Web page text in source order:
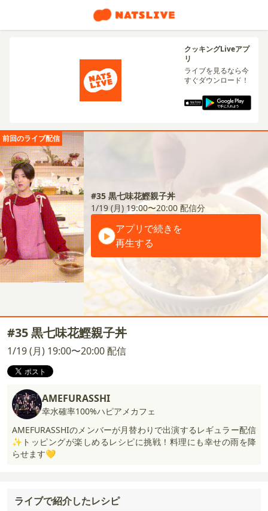
クッキングLiveアプ
リ
ライブを見るなら今
すぐダウンロード！
前回のライブ配信
#35 黒七味花鰹親子丼
1/19 (月) 19:00〜20:00 配信分
アプリで続きを
再生する
#35 黒七味花鰹親子丼
1/19 (月) 19:00〜20:00 配信
AMEFURASSHI
幸水確率100%ハピアメカフェ
AMEFURASSHIのメンバーが月替わりで出演するレギュラー配信
✨トッピングが楽しめるレシピに挑戦！料理にも幸せの雨を降
らせます💛
ライブで紹介したレシピ